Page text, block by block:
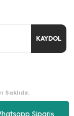
Sipariş
KAYDOL
Saklıdır.